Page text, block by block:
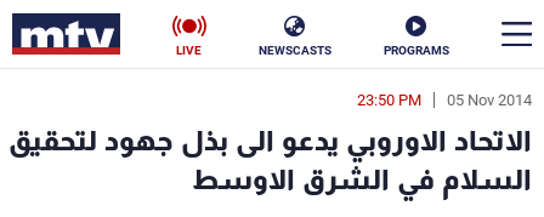
PROGRAMS
NEWSCASTS
LIVE
05 Nov 2014
23:50 PM
الاتحاد الاوروبي يدعو الى بذل جهود لتحقيق
السلام في الشرق الاوسط
en
الأخبار